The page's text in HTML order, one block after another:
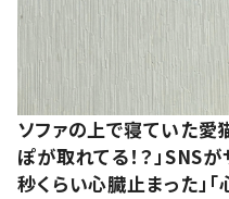
ソファの上で寝ていた愛
ぽが取れてる！？」SNSが
秒くらい心臓止まった」